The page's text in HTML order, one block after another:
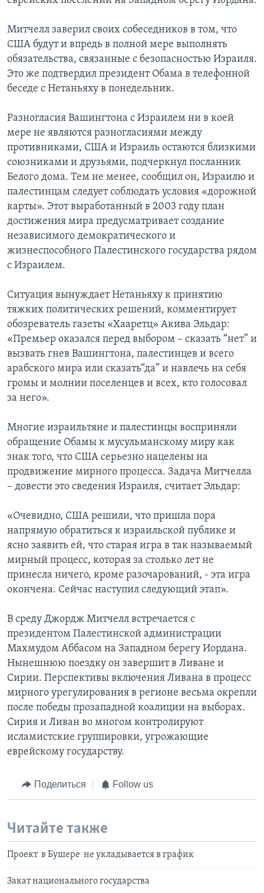
Митчелл заверил своих собеседников в том, что
США будут и впредь в полной мере выполнять
обязательства, связанные с безопасностью Израиля.
Это же подтвердил президент Обама в телефонной
беседе с Нетаньяху в понедельник.
Разногласия Вашингтона с Израилем ни в коей
мере не являются разногласиями между
противниками, США и Израиль остаются близкими
союзниками и друзьями, подчеркнул посланник
Белого дома. Тем не менее, сообщил он, Израилю и
палестинцам следует соблюдать условия «дорожной
карты». Этот выработанный в 2003 году план
достижения мира предусматривает создание
независимого демократического и
жизнеспособного Палестинского государства рядом
с Израилем.
Ситуация вынуждает Нетаньяху к принятию
тяжких политических решений, комментирует
обозреватель газеты «Хааретц» Акива Эльдар:
«Премьер оказался перед выбором – сказать “нет” и
вызвать гнев Вашингтона, палестинцев и всего
арабского мира или сказать“да” и навлечь на себя
громы и молнии поселенцев и всех, кто голосовал
за него».
Многие израильтяне и палестинцы восприняли
обращение Обамы к мусульманскому миру как
знак того, что США серьезно нацелены на
продвижение мирного процесса. Задача Митчелла
– довести это сведения Израиля, считает Эльдар:
«Очевидно, США решили, что пришла пора
напрямую обратиться к израильской публике и
ясно заявить ей, что старая игра в так называемый
мирный процесс, которая за столько лет не
принесла ничего, кроме разочарований, - эта игра
окончена. Сейчас наступил следующий этап».
В среду Джордж Митчелл встречается с
президентом Палестинской администрации
Махмудом Аббасом на Западном берегу Иордана.
Нынешнюю поездку он завершит в Ливане и
Сирии. Перспективы включения Ливана в процесс
мирного урегулирования в регионе весьма окрепли
после победы прозападной коалиции на выборах.
Сирия и Ливан во многом контролируют
исламистские группировки, угрожающие
еврейскому государству.
Поделиться Follow us
Читайте также
Проект в Бушере не укладывается в график
Закат национального государства